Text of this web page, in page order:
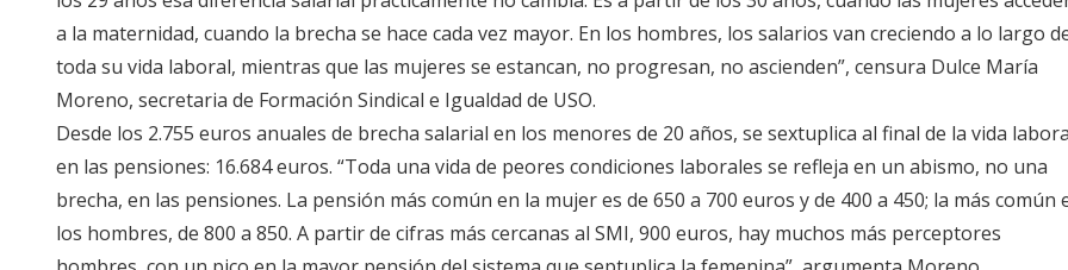
a la maternidad, cuando la brecha se hace cada vez mayor. En los hombres, los salarios van creciendo a lo largo
toda su vida laboral, mientras que las mujeres se estancan, no progresan, no ascienden”, censura Dulce María
Moreno, secretaria de Formación Sindical e Igualdad de USO.
Desde los 2.755 euros anuales de brecha salarial en los menores de 20 años, se sextuplica al final de la vida
en las pensiones: 16.684 euros. “Toda una vida de peores condiciones laborales se refleja en un abismo, no una
brecha, en las pensiones. La pensión más común en la mujer es de 650 a 700 euros y de 400 a 450; la más común
los hombres, de 800 a 850. A partir de cifras más cercanas al SMI, 900 euros, hay muchos más perceptores